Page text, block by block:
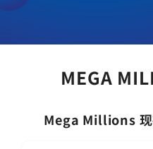
MEGA
Mega Millions